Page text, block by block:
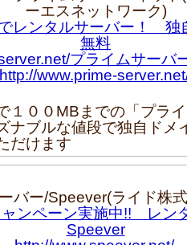
ーエスネットワーク)
レンタルサーバー！ 独
無料
プライムサーバ
http://www.prime-
１００MBまでの「プラ
ナブルな値段で独自ドメ
だけます
バー/Speever(ライド株
ャンペーン実施中!! レン
Speever